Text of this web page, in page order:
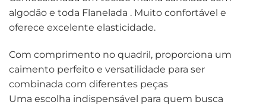
algodão e toda Flanelada . Muito confortável e
oferece excelente elasticidade.
Com comprimento no quadril, proporciona um
caimento perfeito e versatilidade para ser
combinada com diferentes peças
Uma escolha indispensável para quem busca